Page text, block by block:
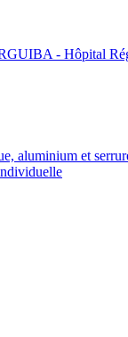
- Hôpital
aluminium et